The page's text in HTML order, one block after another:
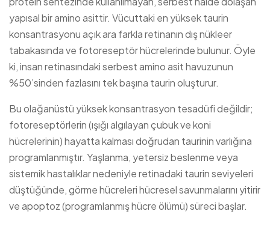
yapısal bir amino asittir. Vücuttaki en yüksek taurin
konsantrasyonu açık ara farkla retinanın dış nükleer
tabakasında ve fotoreseptör hücrelerinde bulunur. Öyle
ki, insan retinasındaki serbest amino asit havuzunun
%50’sinden fazlasını tek başına taurin oluşturur.
Bu olağanüstü yüksek konsantrasyon tesadüfi değildir;
fotoreseptörlerin (ışığı algılayan çubuk ve koni
hücrelerinin) hayatta kalması doğrudan taurinin varlığına
programlanmıştır. Yaşlanma, yetersiz beslenme veya
sistemik hastalıklar nedeniyle retinadaki taurin seviyeleri
düştüğünde, görme hücreleri hücresel savunmalarını yitirir
ve apoptoz (programlanmış hücre ölümü) süreci başlar.